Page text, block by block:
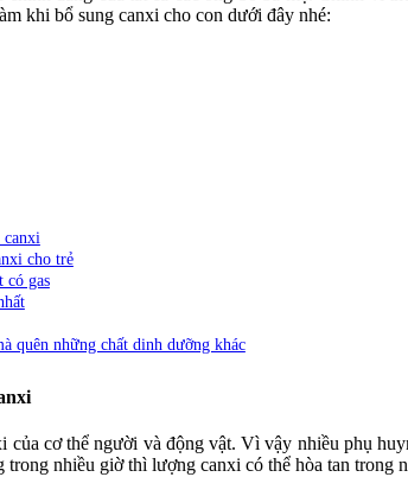
khi bổ sung canxi cho con dưới đây nhé:
cho trẻ
có gas
quên những chất dinh dưỡng khác
cơ thể người và động vật. Vì vậy nhiều phụ
nhiều giờ thì lượng canxi có thể hòa tan trong